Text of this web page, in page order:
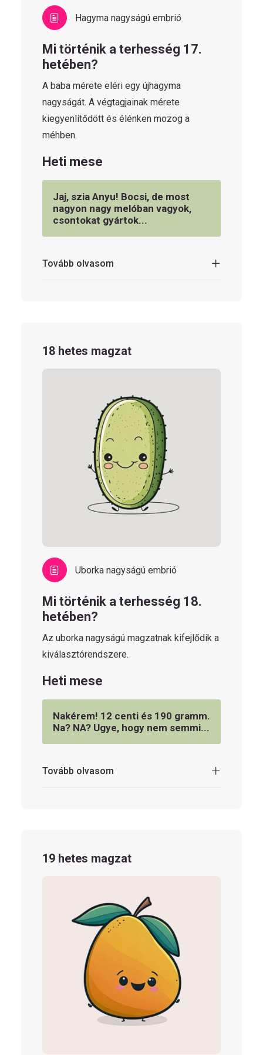
Hagyma nagyságú embrió
Mi történik a terhesség 17.
hetében?
A baba mérete eléri egy újhagyma
nagyságát. A végtagjainak mérete
kiegyenlítődött és élénken mozog a
méhben.
Heti mese
Jaj, szia Anyu! Bocsi, de most
nagyon nagy melóban vagyok,
csontokat gyártok...
Tovább olvasom
18 hetes magzat
Uborka nagyságú embrió
Mi történik a terhesség 18.
hetében?
Az uborka nagyságú magzatnak kifejlődik a
kiválasztórendszere.
Heti mese
Nakérem! 12 centi és 190 gramm.
Na? NA? Ugye, hogy nem semmi...
Tovább olvasom
19 hetes magzat